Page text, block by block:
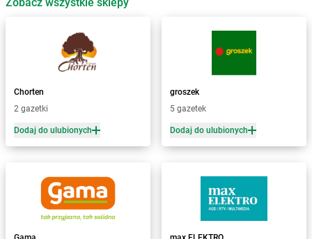
Bądkowo Kościelne
Bąków
dino
Baranów
dino
Baranowo
dino Barczewo
dino Barkowo
Bartniczka
Baruchowo
Barwice
Chorten
2 gazetki
Dodaj do ulubionych
groszek
5 gazetek
Dodaj do ulubionych